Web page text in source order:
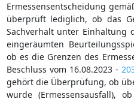
Ermessensentscheidung
überprüft lediglich, ob das
Sachverhalt unter Einhaltung
eingeräumten
ob es die Grenzen des
Beschluss vom 16.08.2023 -
gehört die Überprüfung, ob
wurde (Ermessensausfall),